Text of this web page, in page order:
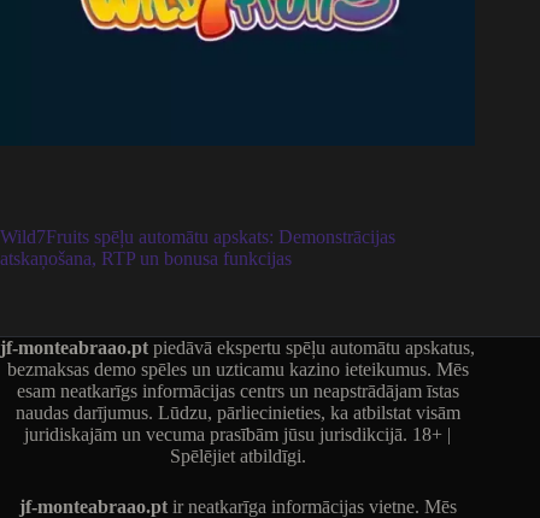
Wild7Fruits spēļu automātu apskats: Demonstrācijas
atskaņošana, RTP un bonusa funkcijas
jf-monteabraao.pt piedāvā ekspertu spēļu automātu apskatus,
bezmaksas demo spēles un uzticamu kazino ieteikumus. Mēs
esam neatkarīgs informācijas centrs un neapstrādājam īstas
naudas darījumus. Lūdzu, pārliecinieties, ka atbilstat visām
juridiskajām un vecuma prasībām jūsu jurisdikcijā. 18+ |
Spēlējiet atbildīgi.
jf-monteabraao.ptir neatkarīga informācijas vietne. Mēs